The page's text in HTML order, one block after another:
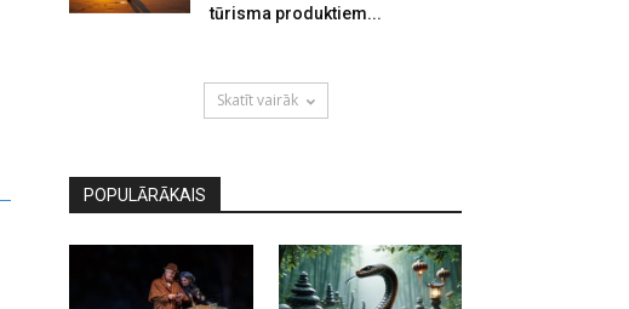
tūrisma produktiem...
Skatīt vairāk
POPULĀRĀKAIS